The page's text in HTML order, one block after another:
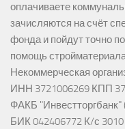
оплачиваете
зачисляются на счёт
фонда и пойдут точно
помощь
Некоммерческая
ИНН 3721006269 КПП
ФАКБ
БИК 042406772 К/с